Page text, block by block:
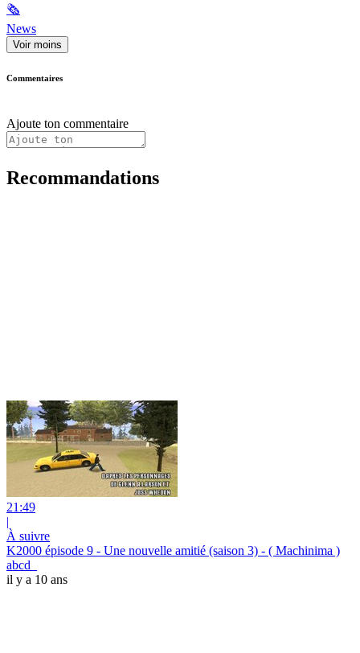
🗞
News
Voir moins
Commentaires
Ajoute ton commentaire
Recommandations
21:49
|
À suivre
K2000 épisode 9 - Une nouvelle amitié (saison 3) - ( Machinima )
abcd_
il y a 10 ans